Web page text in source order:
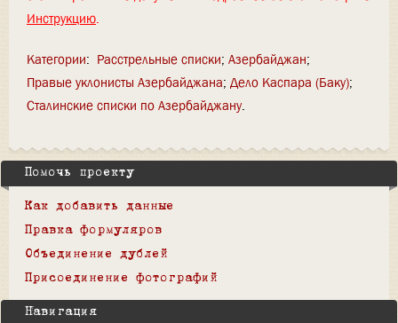
Инструкцию.
Категории: Расстрельные списки Азербайджан
Правые уклонисты Азербайджана Дело Каспара (Баку)
Сталинские списки по Азербайджану
Помочь проекту
Как добавить данные
Правка формуляров
Объединение дублей
Присоединение фотографий
Навигация